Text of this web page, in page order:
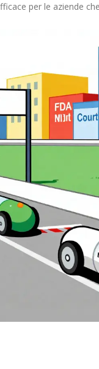
per le aziende